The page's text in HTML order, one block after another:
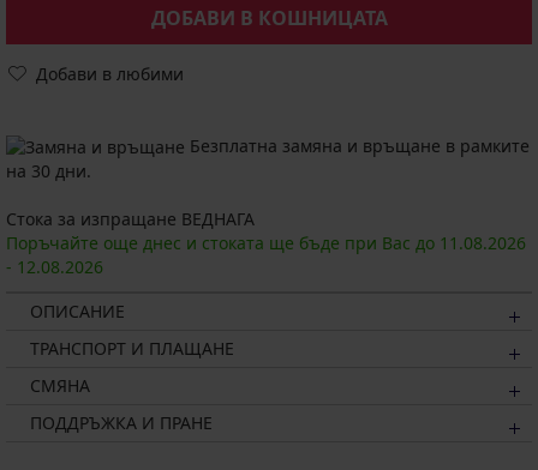
ДОБАВИ В КОШНИЦАТА
Добави в любими
Безплатна замяна и връщане в рамките
на 30 дни.
Стока за изпращане ВЕДНАГА
Поръчайте още днес и стоката ще бъде при Вас до 11.08.2026
- 12.08.2026
ОПИСАНИЕ
ТРАНСПОРТ И ПЛАЩАНЕ
СМЯНА
ПОДДРЪЖКА И ПРАНЕ